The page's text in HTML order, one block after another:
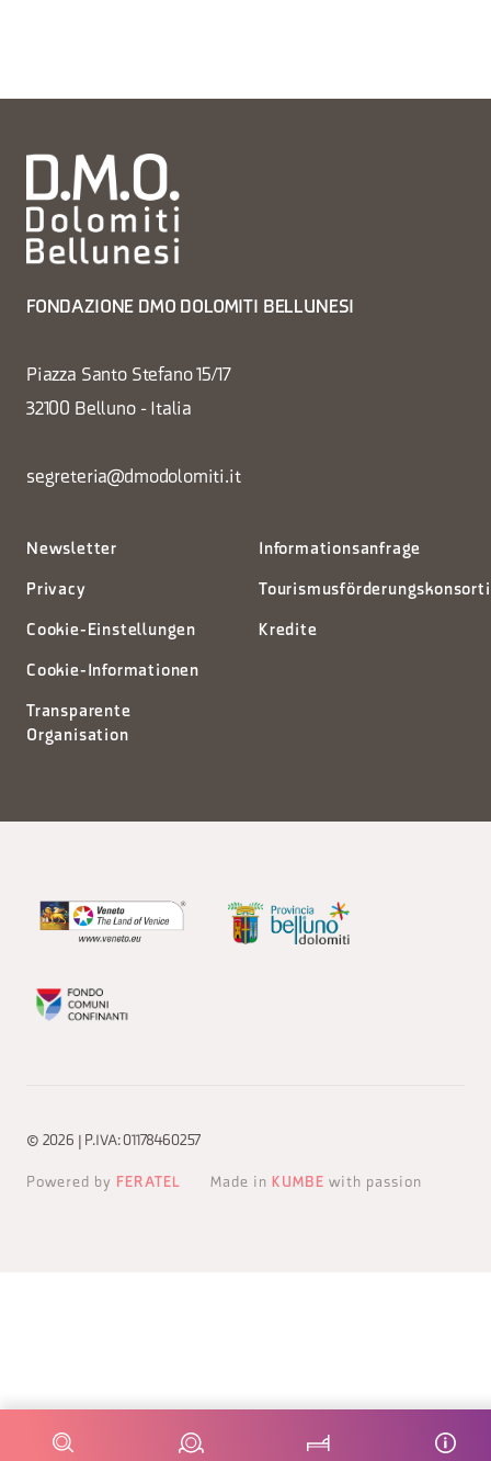
FONDAZIONE DMO DOLOMITI BELLUNESI
Piazza Santo Stefano 15/17
32100 Belluno - Italia
segreteria@dmodolomiti.it
Newsletter
Privacy
Cookie-Einstellungen
Cookie-Informationen
Transparente
Organisation
Informationsanfrage
Kredite
© 2026 | P.IVA: 01178460257
Powered by FERATEL Made in KUMBE with passion